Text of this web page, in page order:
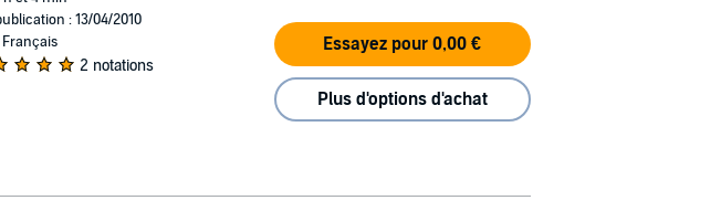
: 13/04/2010
Français
2 notations
Essayez pour 0,00 €
Plus d'options d'achat